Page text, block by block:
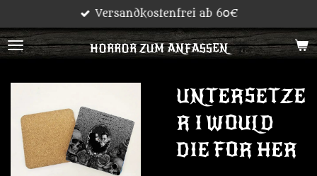
Hauptinhalt
springen
HORROR ZUM ANFASSEN
Versandkostenfrei ab 60€
UNTERSETZE
R I WOULD
DIE FOR HER